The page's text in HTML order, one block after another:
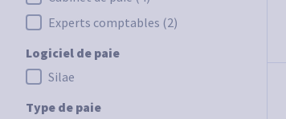
Experts comptables (2)
Logiciel de paie
Logiciel de paie
Silae
Type de paie